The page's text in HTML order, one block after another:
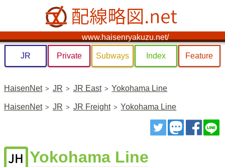
www.haisenryakuzu.net/
JR Private Subways Index Feature
HaisenNet JR JR East Yokohama Line
HaisenNet JR JR Freight Yokohama Line
ツイートトゥート
シェ
Yokohama Line